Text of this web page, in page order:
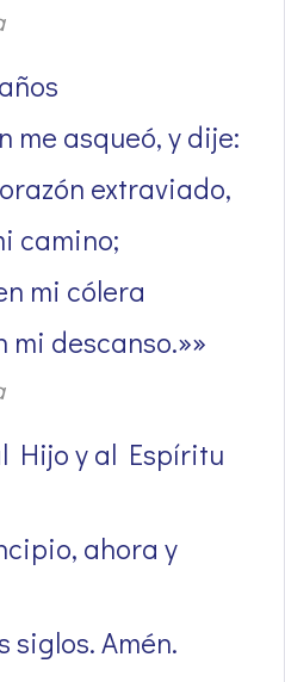
me asqueó, y dije:
extraviado,
camino;
mi cólera
mi descanso.»»
Hijo y al Espíritu
ahora y
siglos. Amén.